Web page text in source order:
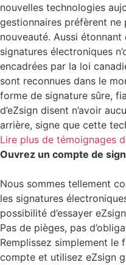
nouvelles technologies
gestionnaires préfèrent
nouveauté. Aussi
signatures électroniques
encadrées par la loi
sont reconnues dans le
forme de signature sûre,
d’eZsign disent n’avoir
arrière, signe que cette
Lire plus de témoignages
Ouvrez un compte de
Nous sommes tellement
les signatures
possibilité d’essayer
Pas de pièges, pas
Remplissez simplement
compte et utilisez eZsign